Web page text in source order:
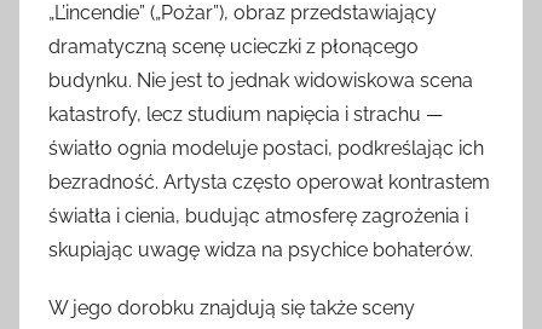
„L’incendie” („Pożar”), obraz przedstawiający
dramatyczną scenę ucieczki z płonącego
budynku. Nie jest to jednak widowiskowa scena
katastrofy, lecz studium napięcia i strachu —
światło ognia modeluje postaci, podkreślając ich
bezradność. Artysta często operował kontrastem
światła i cienia, budując atmosferę zagrożenia i
skupiając uwagę widza na psychice bohaterów.
W jego dorobku znajdują się także sceny